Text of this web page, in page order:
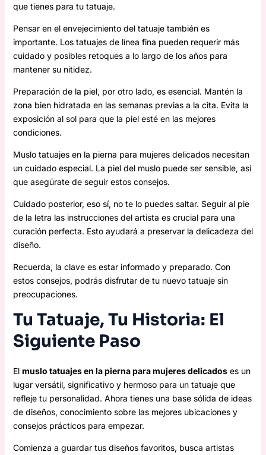
que tienes para tu tatuaje.
Pensar en el envejecimiento del tatuaje también es
importante. Los tatuajes de línea fina pueden requerir más
cuidado y posibles retoques a lo largo de los años para
mantener su nitidez.
Preparación de la piel, por otro lado, es esencial. Mantén la
zona bien hidratada en las semanas previas a la cita. Evita la
exposición al sol para que la piel esté en las mejores
condiciones.
Muslo tatuajes en la pierna para mujeres delicados necesitan
un cuidado especial. La piel del muslo puede ser sensible, así
que asegúrate de seguir estos consejos.
Cuidado posterior, eso sí, no te lo puedes saltar. Seguir al pie
de la letra las instrucciones del artista es crucial para una
curación perfecta. Esto ayudará a preservar la delicadeza del
diseño.
Recuerda, la clave es estar informado y preparado. Con
estos consejos, podrás disfrutar de tu nuevo tatuaje sin
preocupaciones.
Tu Tatuaje, Tu Historia: El
Siguiente Paso
El muslo tatuajes en la pierna para mujeres delicadoses un
lugar versátil, significativo y hermoso para un tatuaje que
refleje tu personalidad. Ahora tienes una base sólida de ideas
de diseños, conocimiento sobre las mejores ubicaciones y
consejos prácticos para empezar.
Comienza a guardar tus diseños favoritos, busca artistas